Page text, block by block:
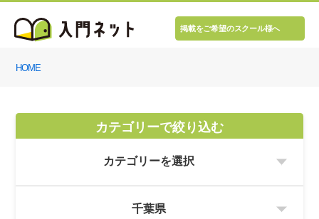
掲載をご希望のスクール様へ
HOME
カテゴリーで絞り込む